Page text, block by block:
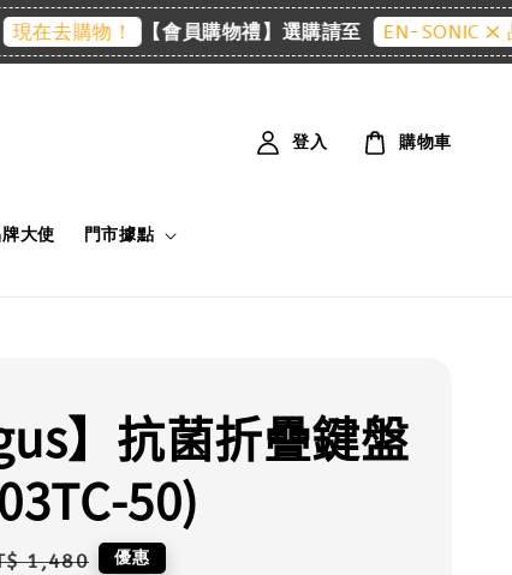
購物！ 【會員購物禮】選購請至 EN-SONIC 精品館
大使 門市據點
登入 購物車
】抗菌折疊鍵盤
50)
1,480 優惠